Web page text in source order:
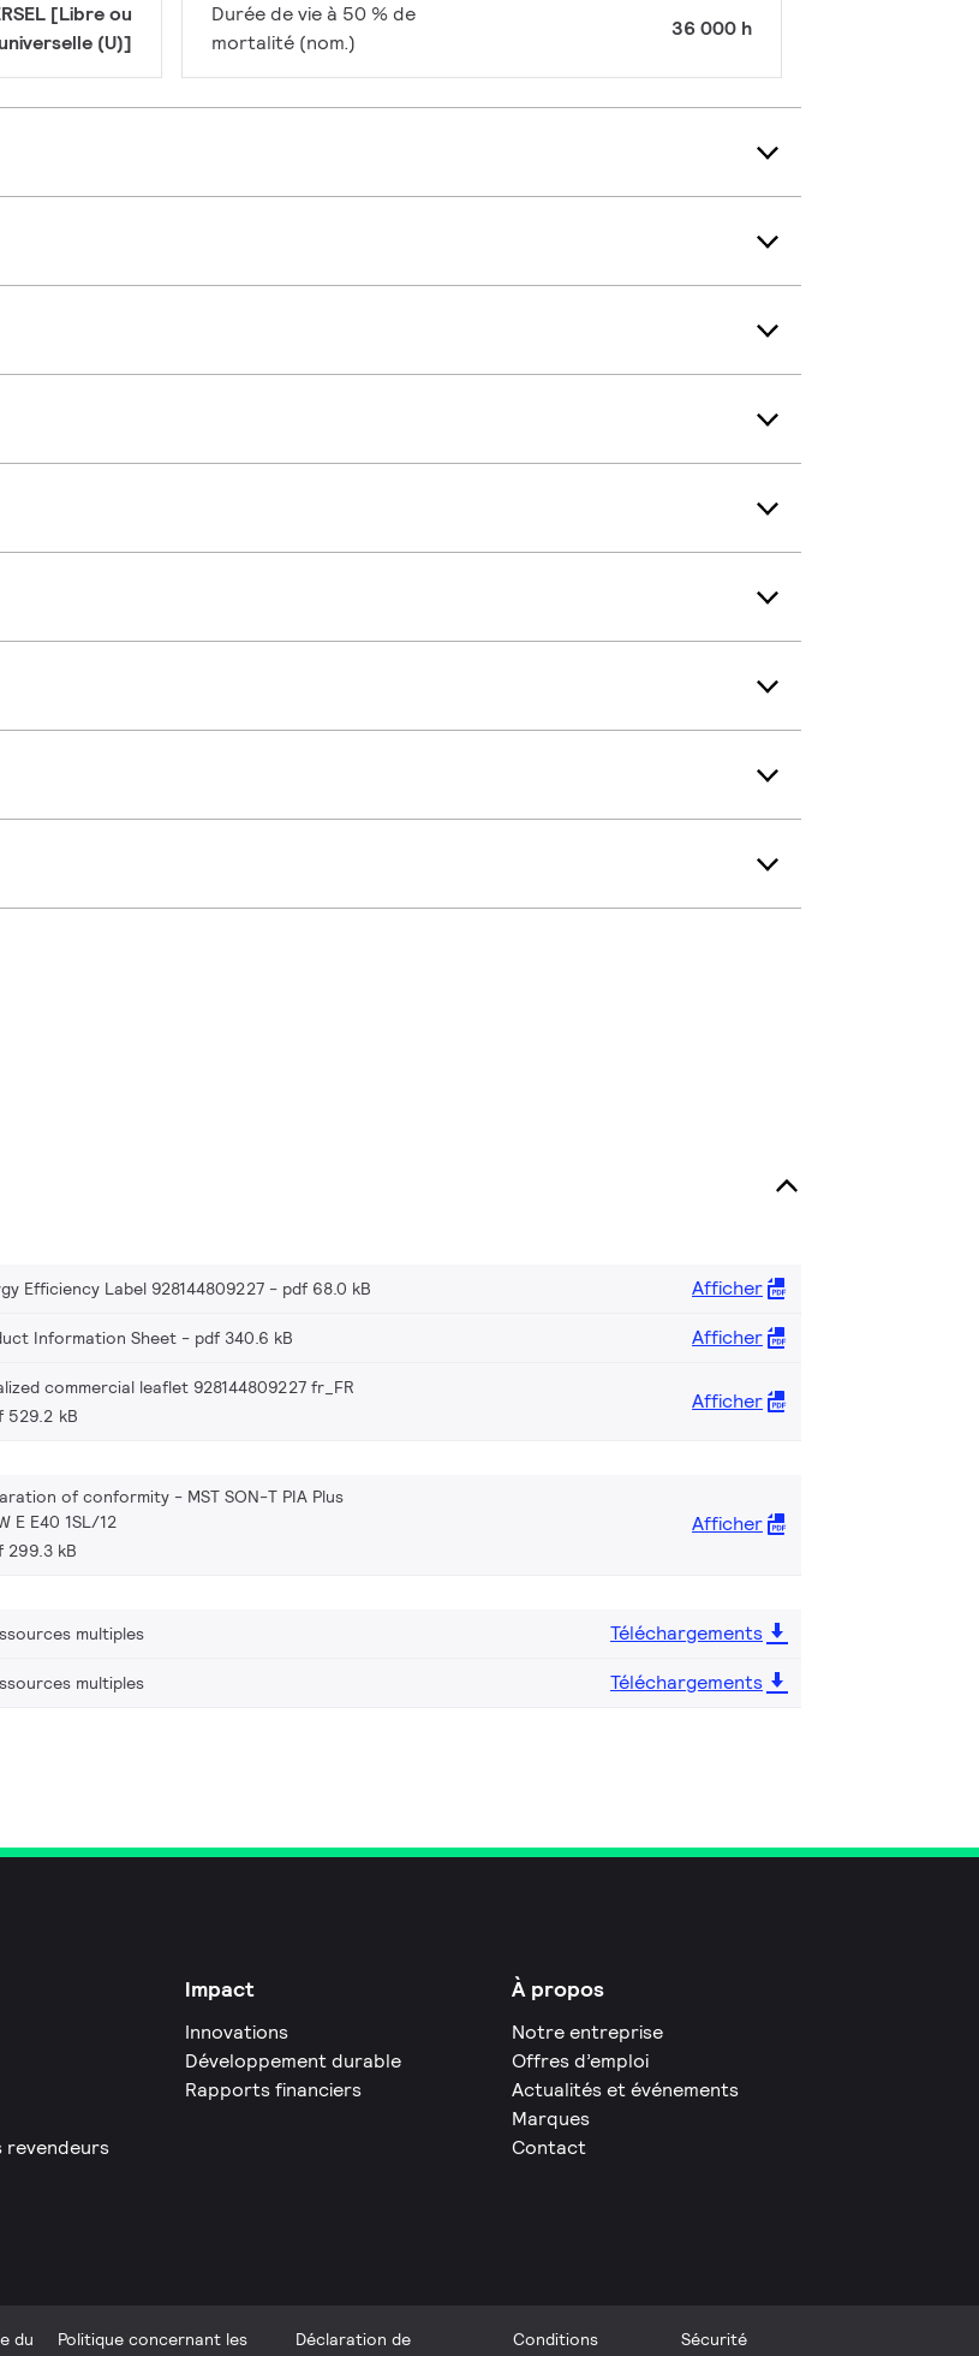
[Libre ou
universelle (U)]
Durée de vie à 50 % de
mortalité (nom.)
36 000 h
Efficiency Label 928144809227 pdf 68.0 kB
Afficher
Information Sheet pdf 340.6 kB Afficher
commercial leaflet 928144809227 fr_FR
529.2 kB
Afficher
of conformity - MST SON-T PIA Plus
E E40 1SL/12
299.3 kB
Afficher
multiples
Téléchargements
multiples Téléchargements
revendeurs
Impact
Innovations
Développement durable
Rapports financiers
À propos
Notre entreprise
Offres d’emploi
Actualités et événements
Marques
Contact
du
Politique concernant les
Déclaration de
Conditions
Sécurité